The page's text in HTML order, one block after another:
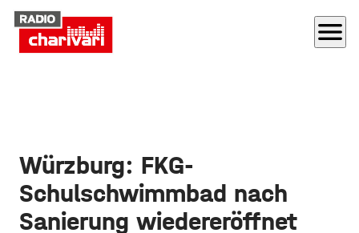
menu
Würzburg: FKG-
Schulschwimmbad nach
Sanierung wiedereröffnet